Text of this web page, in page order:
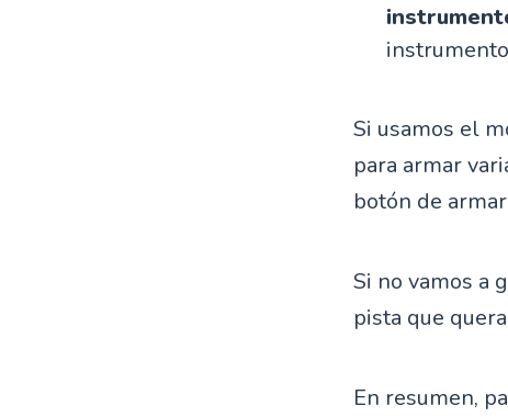
Si usamos el
para armar
botón de
Si no vamos a
pista que
En resumen,